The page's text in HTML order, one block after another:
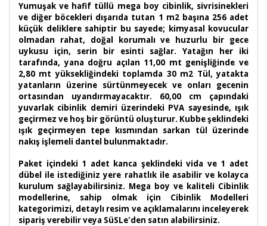
Yumuşak ve hafif tüllü mega boy cibinlik, sivrisinekleri
ve diğer böcekleri dışarıda tutan 1 m2 başına 256 adet
küçük deliklere sahiptir bu sayede; kimyasal kovucular
olmadan rahat, doğal korumalı ve huzurlu bir gece
uykusu için, serin bir esinti sağlar. Yatağın her iki
tarafında, yana doğru açılan 11,00 mt genişliğinde ve
2,80 mt yüksekliğindeki toplamda 30 m2 Tül, yatakta
yatanların üzerine sürtünmeyecek ve onları gecenin
ortasından uyandırmayacaktır. 60,00 cm çapındaki
yuvarlak cibinlik demiri üzerindeki PVA sayesinde, ışık
geçirmez ve hoş bir görüntü oluşturur. Kubbe şeklindeki
ışık geçirmeyen tepe kısmından sarkan tül üzerinde
nakış işlemeli dantel bulunmaktadır.
Paket içindeki 1 adet kanca şeklindeki vida ve 1 adet
dübel ile istediğiniz yere rahatlık ile asabilir ve kolayca
kurulum sağlayabilirsiniz. Mega boy ve kaliteli Cibinlik
modellerine, sahip olmak için Cibinlik Modelleri
kategorimizi, detaylı resim ve açıklamalarını inceleyerek
sipariş verebilir veya SüSLe'den satın alabilirsiniz.